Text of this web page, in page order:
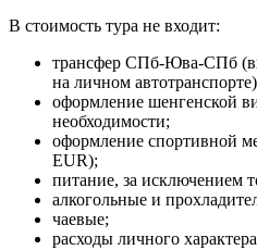
В стоимость тура не входит:
трансфер СПб-Юва-СПб
на личном
оформление шенгенской
необходимости;
оформление спортивной
EUR);
питание, за исключением
алкогольные и
чаевые;
расходы личного